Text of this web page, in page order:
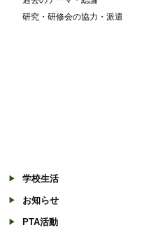
研究・研修会の協力・派遣
学校生活
お知らせ
PTA活動